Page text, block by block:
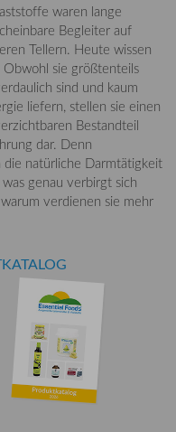
waren lange
Begleiter auf
Tellern. Heute wissen
sie größtenteils
sind und kaum
liefern, stellen sie einen
Bestandteil
dar. Denn
natürliche Darmtätigkeit
genau verbirgt sich
verdienen sie mehr